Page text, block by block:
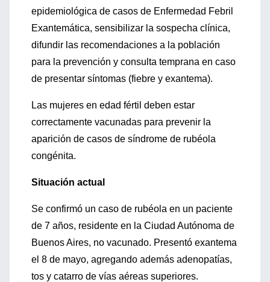
epidemiológica de casos de Enfermedad Febril
Exantemática, sensibilizar la sospecha clínica,
difundir las recomendaciones a la población
para la prevención y consulta temprana en caso
de presentar síntomas (fiebre y exantema).
Las mujeres en edad fértil deben estar
correctamente vacunadas para prevenir la
aparición de casos de síndrome de rubéola
congénita.
Situación actual
Se confirmó un caso de rubéola en un paciente
de 7 años, residente en la Ciudad Autónoma de
Buenos Aires, no vacunado. Presentó exantema
el 8 de mayo, agregando además adenopatías,
tos y catarro de vías aéreas superiores.